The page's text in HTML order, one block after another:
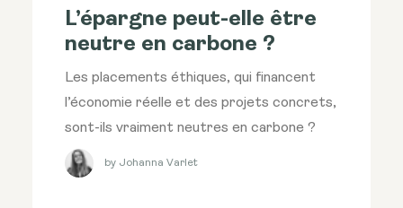
L’épargne peut-elle être
neutre en carbone ?
Les placements éthiques, qui financent
l’économie réelle et des projets concrets,
sont-ils vraiment neutres en carbone ?
by Johanna Varlet